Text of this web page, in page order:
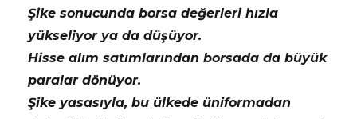
Şike sonucunda borsa değerleri hızla
yükseliyor ya da düşüyor.
Hisse alım satımlarından borsada da büyük
paralar dönüyor.
Şike yasasıyla, bu ülkede üniformadan